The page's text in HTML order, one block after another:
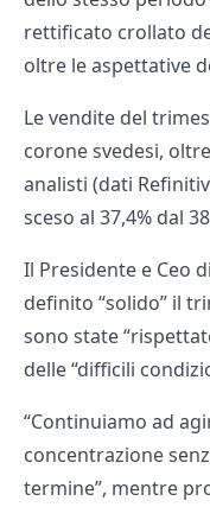
rettificato crollato
oltre le aspettative
Le vendite del
corone svedesi,
analisti (dati
sceso al 37,4% dal
Il Presidente e Ceo
definito “solido” il
sono state
delle “difficili
“Continuiamo ad
concentrazione
termine”, mentre